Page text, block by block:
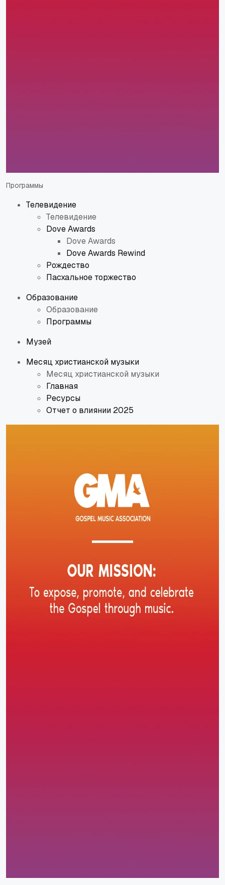
Программы
Телевидение
Телевидение
Dove Awards
Dove Awards
Dove Awards Rewind
Рождество
Пасхальное торжество
Образование
Образование
Программы
Музей
Месяц христианской музыки
Месяц христианской музыки
Главная
Ресурсы
Отчет о влиянии 2025